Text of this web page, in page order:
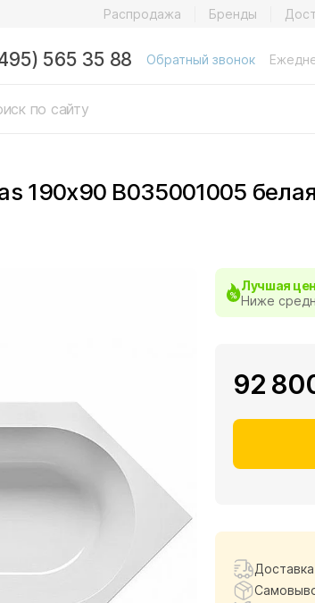
Распродажа Бренды
565 35 88 Обратный звонок
190x90 B035001005 белая
Лучшая
Ниже
92